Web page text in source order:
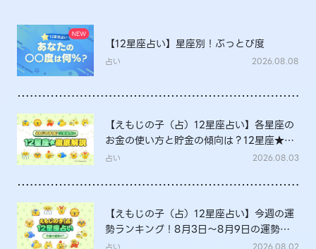
【12星座占い】星座別！ぶっとび度
占い 2026.08.08
【えもじの子（占）12星座占い】各星座の
お金の使い方と貯金の傾向は？12星座★徹
底解説
占い 2026.08.03
【えもじの子（占）12星座占い】今週の運
勢ランキング！8月3日～8月9日の運勢
は？